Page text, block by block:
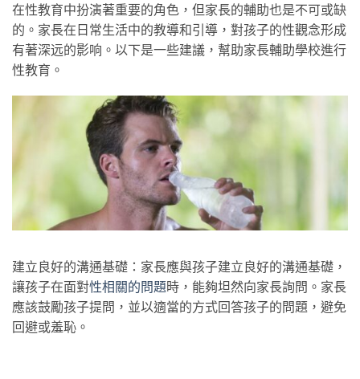
在性教育中扮演著重要的角色，但家長的輔助也是不可或缺
的。家長在日常生活中的教導和引導，對孩子的性觀念形成
有著深远的影响。以下是一些建議，幫助家長輔助學校進行
性教育。
建立良好的溝通基礎：家長應與孩子建立良好的溝通基礎，
讓孩子在面對性相關的問題時，能夠坦然向家長詢問。家長
應該鼓勵孩子提問，並以適當的方式回答孩子的問題，避免
回避或羞恥。